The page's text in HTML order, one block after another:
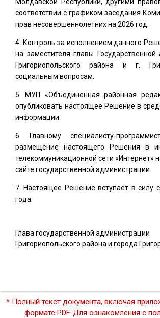
соответствии с графиком заседания
прав несовершеннолетних на 2026 год.
Контроль за исполнением данного
на заместителя главы Государственной
Григориопольского района и г.
социальным вопросам.
МУП «Объединенная районная
опубликовать настоящее Решение в
информации.
Главному специалисту-
размещение настоящего Решения в
телекоммуникационной сети «Интернет»
сайте государственной администрации.
Настоящее Решение вступает в силу
года.
Глава государственной администрации
Григориопольского района и города
* Полный текст документа, включая
формате PDF. Для ознакомления с